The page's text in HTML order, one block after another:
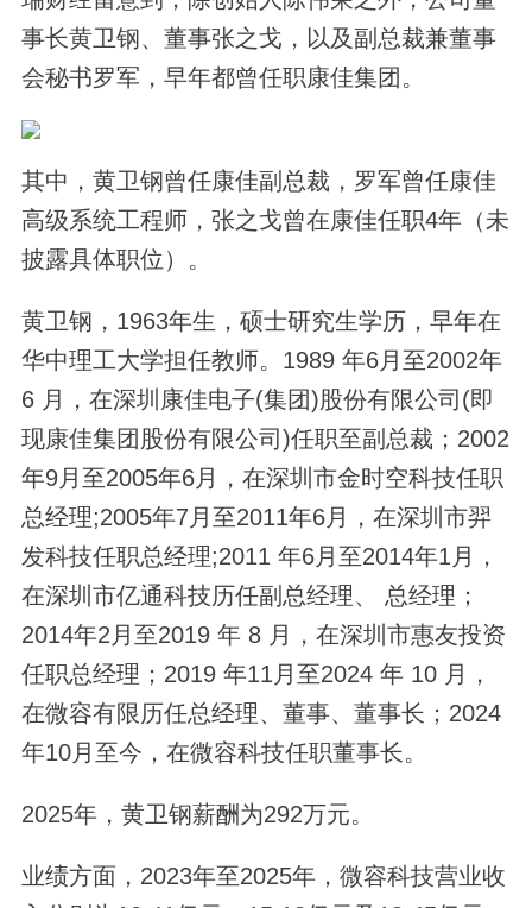
事长黄卫钢、董事张之戈，以及副总裁兼董事
会秘书罗军，早年都曾任职康佳集团。
其中，黄卫钢曾任康佳副总裁，罗军曾任康佳
高级系统工程师，张之戈曾在康佳任职4年（未
披露具体职位）。
黄卫钢，1963年生，硕士研究生学历，早年在
华中理工大学担任教师。1989 年6月至2002年
6 月，在深圳康佳电子(集团)股份有限公司(即
现康佳集团股份有限公司)任职至副总裁；2002
年9月至2005年6月，在深圳市金时空科技任职
总经理;2005年7月至2011年6月，在深圳市羿
发科技任职总经理;2011 年6月至2014年1月，
在深圳市亿通科技历任副总经理、 总经理；
2014年2月至2019 年 8 月，在深圳市惠友投资
任职总经理；2019 年11月至2024 年 10 月，
在微容有限历任总经理、董事、董事长；2024
年10月至今，在微容科技任职董事长。
2025年，黄卫钢薪酬为292万元。
业绩方面，2023年至2025年，微容科技营业收